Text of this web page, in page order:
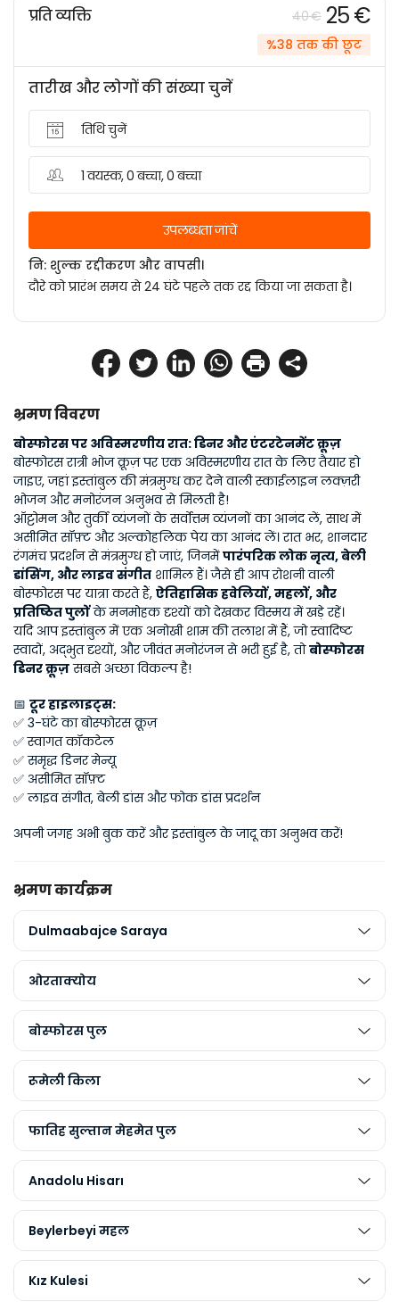
भ्रमण विवरण
बोस्फोरस पर अविस्मरणीय रात: डिनर और एंटरटेनमेंट क्रूज़
बोस्फोरस रात्री भोज क्रूज़ पर एक अविस्मरणीय रात के लिए तैयार हो
जाइए, जहां इस्तांबुल की मंत्रमुग्ध कर देने वाली स्काईलाइन लक्ज़री
भोजन और मनोरंजन अनुभव से मिलती है!
ऑट्टोमन और तुर्की व्यंजनों के सर्वोत्तम व्यंजनों का आनंद लें, साथ में
असीमित सॉफ़्ट और अल्कोहलिक पेय का आनंद लें। रात भर, शानदार
रंगमंच प्रदर्शन से मंत्रमुग्ध हो जाएं, जिनमें पारंपरिक लोक नृत्य, बेली
डांसिंग, और लाइव संगीत शामिल हैं। जैसे ही आप रोशनी वाली
बोस्फोरस पर यात्रा करते हैं, ऐतिहासिक हवेलियों, महलों, और
प्रतिष्ठित पुलों के मनमोहक दृश्यों को देखकर विस्मय में खड़े रहें।
यदि आप इस्तांबुल में एक अनोखी शाम की तलाश में हैं, जो स्वादिष्ट
स्वादों, अद्भुत दृश्यों, और जीवंत मनोरंजन से भरी हुई है, तो बोस्फोरस
डिनर क्रूज़ सबसे अच्छा विकल्प है!
📅 टूर हाइलाइट्स:
✅ 3-घंटे का बोस्फोरस क्रूज़
✅ स्वागत कॉकटेल
✅ समृद्ध डिनर मेन्यू
✅ असीमित सॉफ़्ट
✅ लाइव संगीत, बेली डांस और फोक डांस प्रदर्शन
अपनी जगह अभी बुक करें और इस्तांबुल के जादू का अनुभव करें!
भ्रमण कार्यक्रम
Dulmaabajce Saraya
ओरताक्योय
बोस्फोरस पुल
रूमेली किला
फातिह सुल्तान मेहमेत पुल
Anadolu Hisarı
Beylerbeyi महल
Kız Kulesi
प्रति व्यक्ति 40 € 25 €
%38 तक की छूट
तारीख और लोगों की संख्या चुनें
तिथि चुनें
1 वयस्क, 0 बच्चा, 0 बच्चा
उपलब्धता जांचें
नि: शुल्क रद्दीकरण और वापसी।
दौरे को प्रारंभ समय से 24 घंटे पहले तक रद्द किया जा सकता है।